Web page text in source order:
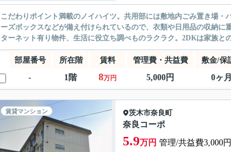
こだわりポイント満載のノイハイツ。共用部には敷地内ごみ置き場
ーズボックスなどが備え付けられているので、衣類や日用品の収納
ターネット有り物件、生活に役立ち調べものラクラク。2DKは家族
部屋番号 所在階 賃料 管理費・共益費 敷金/保
-
1階 8万円 5,000円 0ヶ月
賃貸マンション 茨木市奈良町
奈良コーポ
5.9万円 管理/共益費3,000円